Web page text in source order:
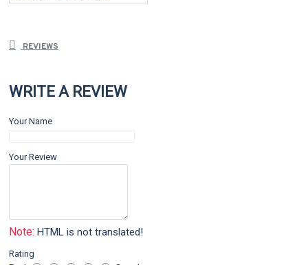
REVIEWS
WRITE A REVIEW
Your Name
Your Review
Note: HTML is not translated!
Rating